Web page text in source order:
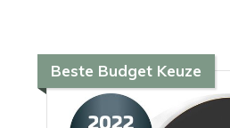
Beste Budget Keuze